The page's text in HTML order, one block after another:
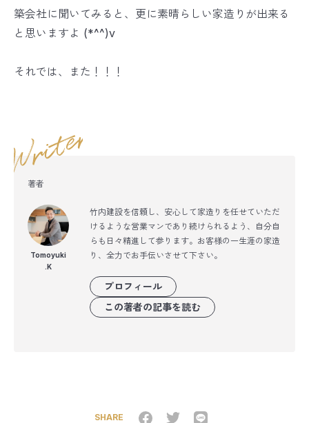
築会社に聞いてみると、更に素晴らしい家造りが出来る
と思いますよ (*^^)v
それでは、また！！！
著者
Tomoyuki
.K
竹内建設を信頼し、安心して家造りを任せていただ
けるような営業マンであり続けられるよう、自分自
らも日々精進して参ります。お客様の一生涯の家造
り、全力でお手伝いさせて下さい。
プロフィール
この著者の記事を読む
SHARE